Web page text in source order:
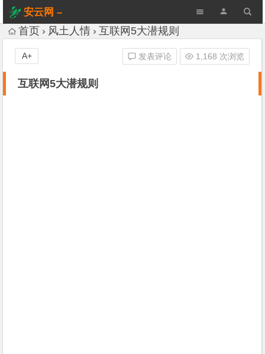
安云网 –
AnYun.ORG
首页 风土人情 互联网5大潜规则
互联网5大潜规则
发表评论 1,168 次浏览
A+